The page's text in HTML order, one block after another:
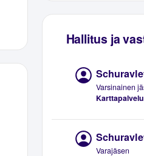
Hallitus ja
Varsinainen
Varajäsen